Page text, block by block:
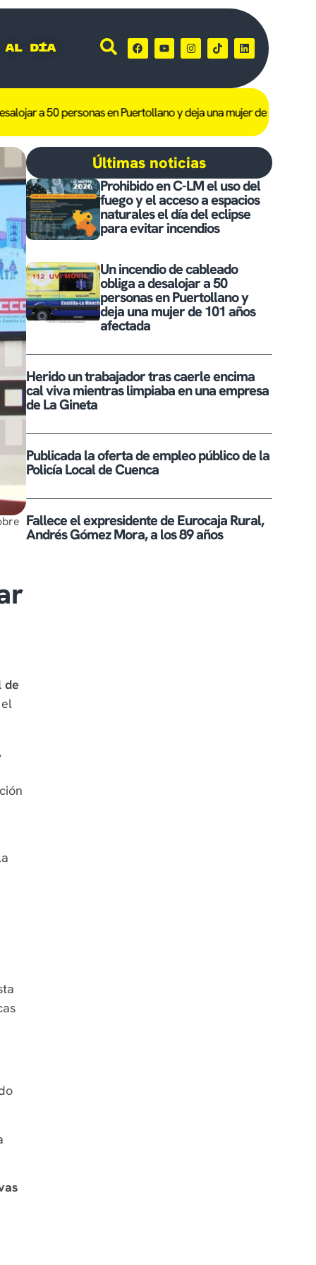
al día
50 personas en Puertollano y deja una mujer de 101 años
de
Últimas noticias
Prohibido en C-LM el uso del
fuego y el acceso a espacios
naturales el día del eclipse
para evitar incendios
Un incendio de cableado
obliga a desalojar a 50
personas en Puertollano y
deja una mujer de 101 años
afectada
Herido un trabajador tras caerle encima
cal viva mientras limpiaba en una empresa
de La Gineta
Publicada la oferta de empleo público de la
Policía Local de Cuenca
Fallece el expresidente de Eurocaja Rural,
Andrés Gómez Mora, a los 89 años